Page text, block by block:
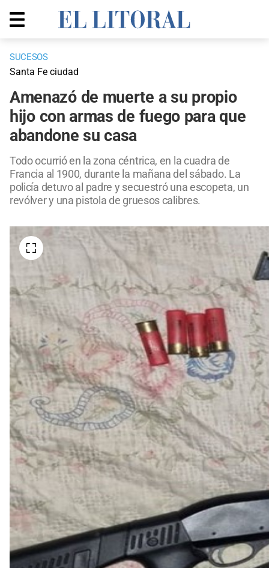
SUCESOS
Santa Fe ciudad
Amenazó de muerte a su propio
hijo con armas de fuego para que
abandone su casa
Todo ocurrió en la zona céntrica, en la cuadra de
Francia al 1900, durante la mañana del sábado. La
policía detuvo al padre y secuestró una escopeta, un
revólver y una pistola de gruesos calibres.